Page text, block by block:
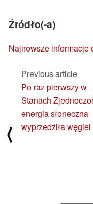
Źródło(-a)
Najnowsze informacje
⟨
Previous article
Po raz pierwszy w
Stanach
energia słoneczna
wyprzedziła węgiel